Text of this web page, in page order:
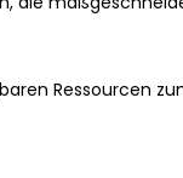
Ressourcen